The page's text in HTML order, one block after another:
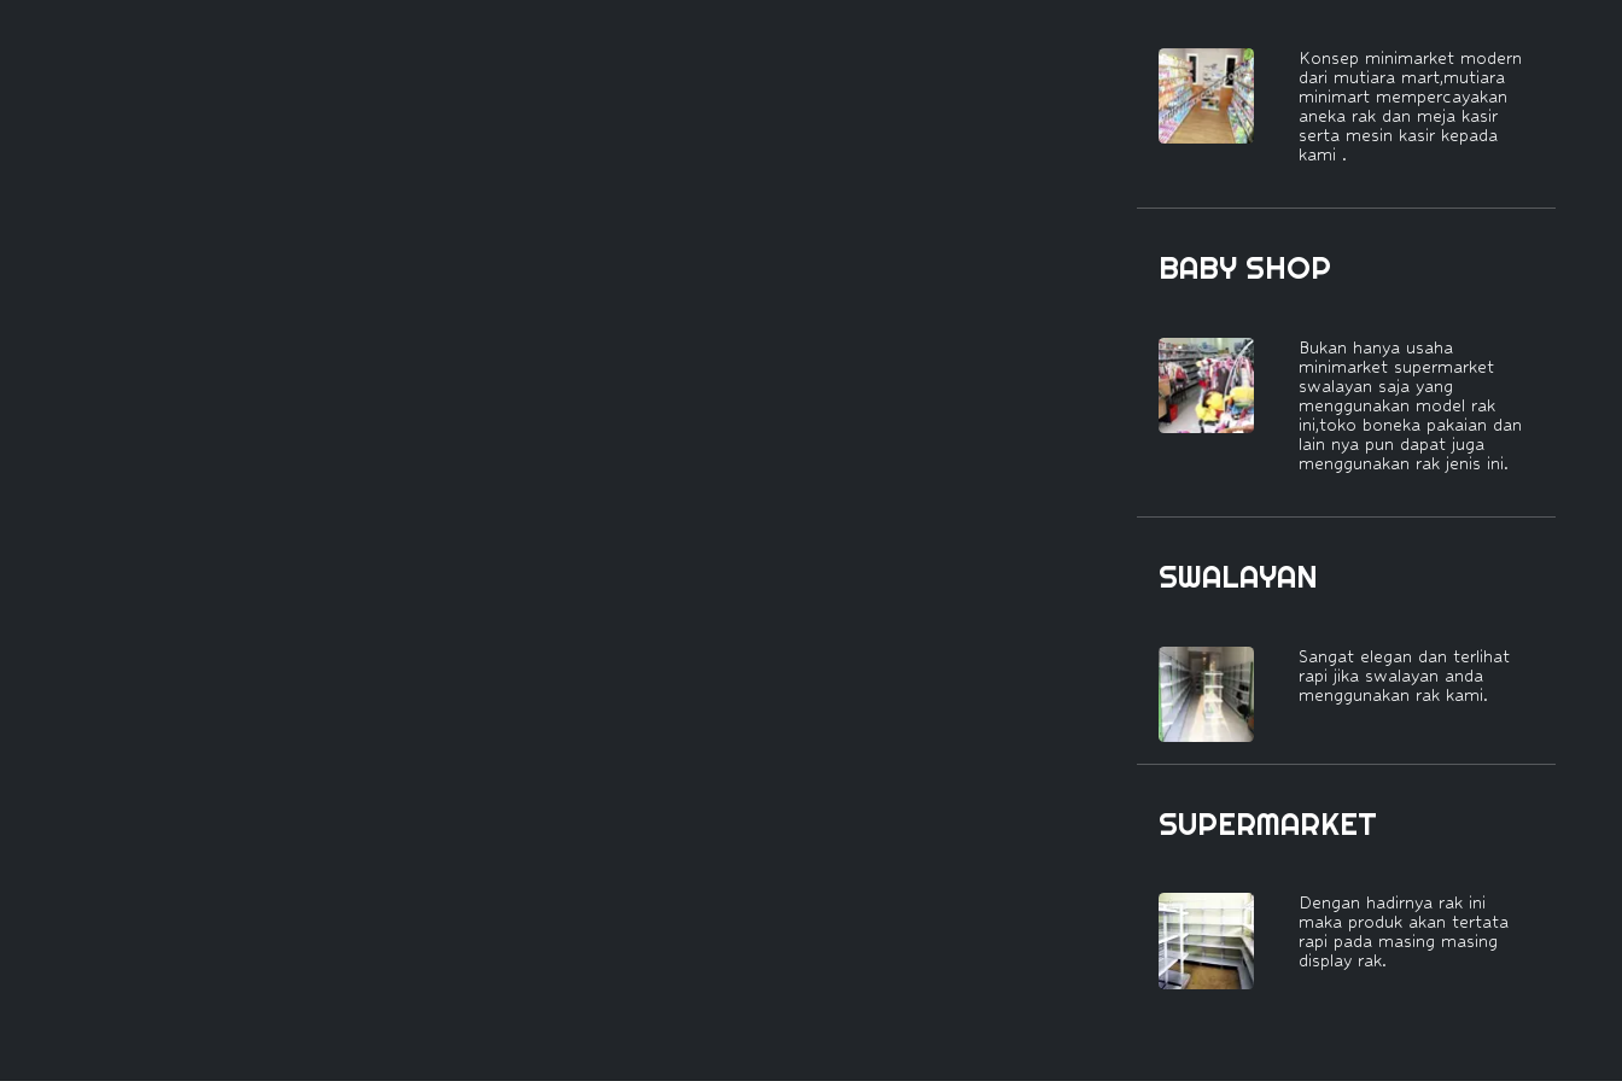
Konsep minimarket modern
dari mutiara mart,mutiara
minimart mempercayakan
aneka rak dan meja kasir
serta mesin kasir kepada
kami .
BABY SHOP
Bukan hanya usaha
minimarket supermarket
swalayan saja yang
menggunakan model rak
ini,toko boneka pakaian dan
lain nya pun dapat juga
menggunakan rak jenis ini.
SWALAYAN
Sangat elegan dan terlihat
rapi jika swalayan anda
menggunakan rak kami.
SUPERMARKET
Dengan hadirnya rak ini
maka produk akan tertata
rapi pada masing masing
display rak.